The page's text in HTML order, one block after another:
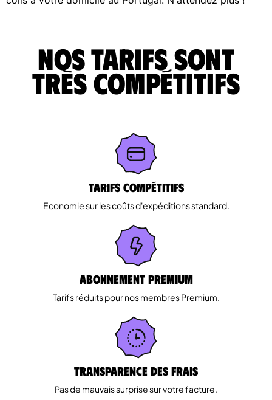
Nos tarifs sont
très compétitifs
Tarifs Compétitifs
Economie sur les coûts d'expéditions standard.
Abonnement Premium
Tarifs réduits pour nos membres Premium.
Transparence des Frais
Pas de mauvais surprise sur votre facture.